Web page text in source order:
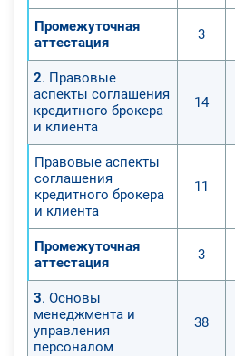
Промежуточная
аттестация
3
2. Правовые
аспекты соглашения
кредитного брокера
и клиента
14
Правовые аспекты
соглашения
кредитного брокера
и клиента
11
Промежуточная
аттестация
3
3. Основы
менеджмента и
управления
персоналом
38